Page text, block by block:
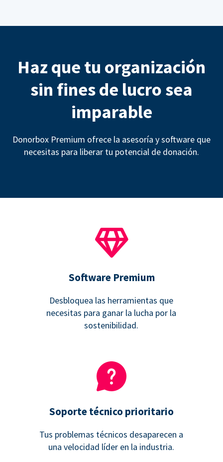
Haz que tu organización
sin fines de lucro sea
imparable
Donorbox Premium ofrece la asesoría y software que
necesitas para liberar tu potencial de donación.
Software Premium
Desbloquea las herramientas que
necesitas para ganar la lucha por la
sostenibilidad.
Soporte técnico prioritario
Tus problemas técnicos desaparecen a
una velocidad líder en la industria.